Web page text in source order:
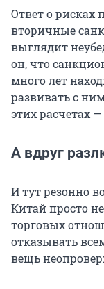
Ответ о рисках
вторичные
выглядит
он, что
много лет
развивать с
этих расчетах
А вдруг
И тут резонно
Китай просто
торговых
отказывать
вещь